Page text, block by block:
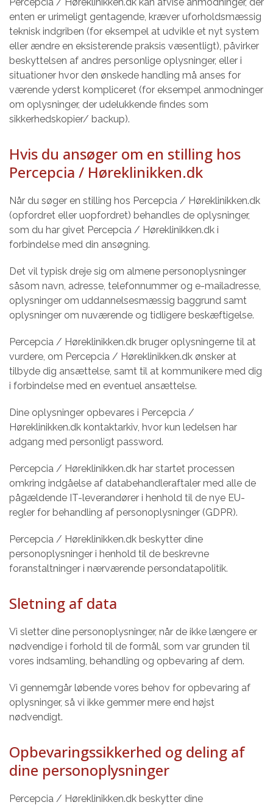
enten er urimeligt gentagende, kræver uforholdsmæssig
teknisk indgriben (for eksempel at udvikle et nyt system
eller ændre en eksisterende praksis væsentligt), påvirker
beskyttelsen af andres personlige oplysninger, eller i
situationer hvor den ønskede handling må anses for
værende yderst kompliceret (for eksempel anmodninger
om oplysninger, der udelukkende findes som
sikkerhedskopier/ backup).
Hvis du ansøger om en stilling hos
Percepcia / Høreklinikken.dk
Når du søger en stilling hos Percepcia / Høreklinikken.dk
(opfordret eller uopfordret) behandles de oplysninger,
som du har givet Percepcia / Høreklinikken.dk i
forbindelse med din ansøgning.
Det vil typisk dreje sig om almene personoplysninger
såsom navn, adresse, telefonnummer og e-mailadresse,
oplysninger om uddannelsesmæssig baggrund samt
oplysninger om nuværende og tidligere beskæftigelse.
Percepcia / Høreklinikken.dk bruger oplysningerne til at
vurdere, om Percepcia / Høreklinikken.dk ønsker at
tilbyde dig ansættelse, samt til at kommunikere med dig
i forbindelse med en eventuel ansættelse.
Dine oplysninger opbevares i Percepcia /
Høreklinikken.dk kontaktarkiv, hvor kun ledelsen har
adgang med personligt password.
Percepcia / Høreklinikken.dk har startet processen
omkring indgåelse af databehandleraftaler med alle de
pågældende IT-leverandører i henhold til de nye EU-
regler for behandling af personoplysninger (GDPR).
Percepcia / Høreklinikken.dk beskytter dine
personoplysninger i henhold til de beskrevne
foranstaltninger i nærværende persondatapolitik.
Sletning af data
Vi sletter dine personoplysninger, når de ikke længere er
nødvendige i forhold til de formål, som var grunden til
vores indsamling, behandling og opbevaring af dem.
Vi gennemgår løbende vores behov for opbevaring af
oplysninger, så vi ikke gemmer mere end højst
nødvendigt.
Opbevaringssikkerhed og deling af
dine personoplysninger
Percepcia / Høreklinikken.dk beskytter dine